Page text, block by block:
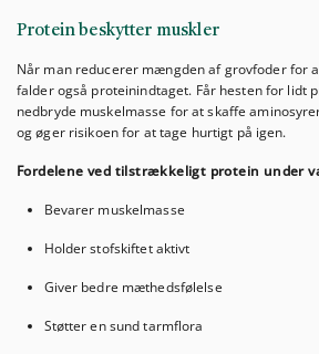
Protein beskytter muskler
Når man reducerer mængden af grovfoder for
falder også proteinindtaget. Får hesten for lidt
nedbryde muskelmasse for at skaffe
og øger risikoen for at tage hurtigt på igen.
Fordelene ved tilstrækkeligt protein under
Bevarer muskelmasse
Holder stofskiftet aktivt
Giver bedre mæthedsfølelse
Støtter en sund tarmflora